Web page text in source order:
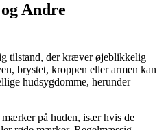
Andre
tilstand, der kræver øjeblikkelig
brystet, kroppen eller armen kan
hudsygdomme, herunder
på huden, især hvis de